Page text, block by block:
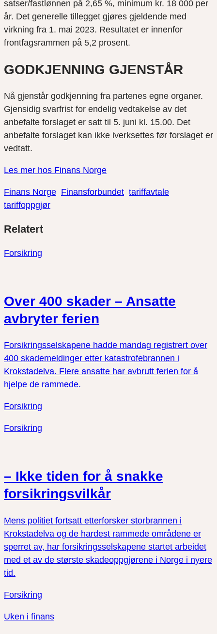
satser/fastlønnen på 2,65 %, minimum kr. 18 000 per
år. Det generelle tillegget gjøres gjeldende med
virkning fra 1. mai 2023. Resultatet er innenfor
frontfagsrammen på 5,2 prosent.
GODKJENNING GJENSTÅR
Nå gjenstår godkjenning fra partenes egne organer.
Gjensidig svarfrist for endelig vedtakelse av det
anbefalte forslaget er satt til 5. juni kl. 15.00. Det
anbefalte forslaget kan ikke iverksettes før forslaget er
vedtatt.
Les mer hos Finans Norge
Finans Norge Finansforbundet tariffavtale
tariffoppgjør
link
på
på
Relatert
Forsikring
Over 400 skader – Ansatte
avbryter ferien
Forsikringsselskapene hadde mandag registrert over
400 skademeldinger etter katastrofebrannen i
Krokstadelva. Flere ansatte har avbrutt ferien for å
hjelpe de rammede.
Forsikring
Forsikring
– Ikke tiden for å snakke
forsikringsvilkår
Mens politiet fortsatt etterforsker storbrannen i
Krokstadelva og de hardest rammede områdene er
sperret av, har forsikringsselskapene startet arbeidet
med et av de største skadeoppgjørene i Norge i nyere
tid.
Forsikring
Uken i finans